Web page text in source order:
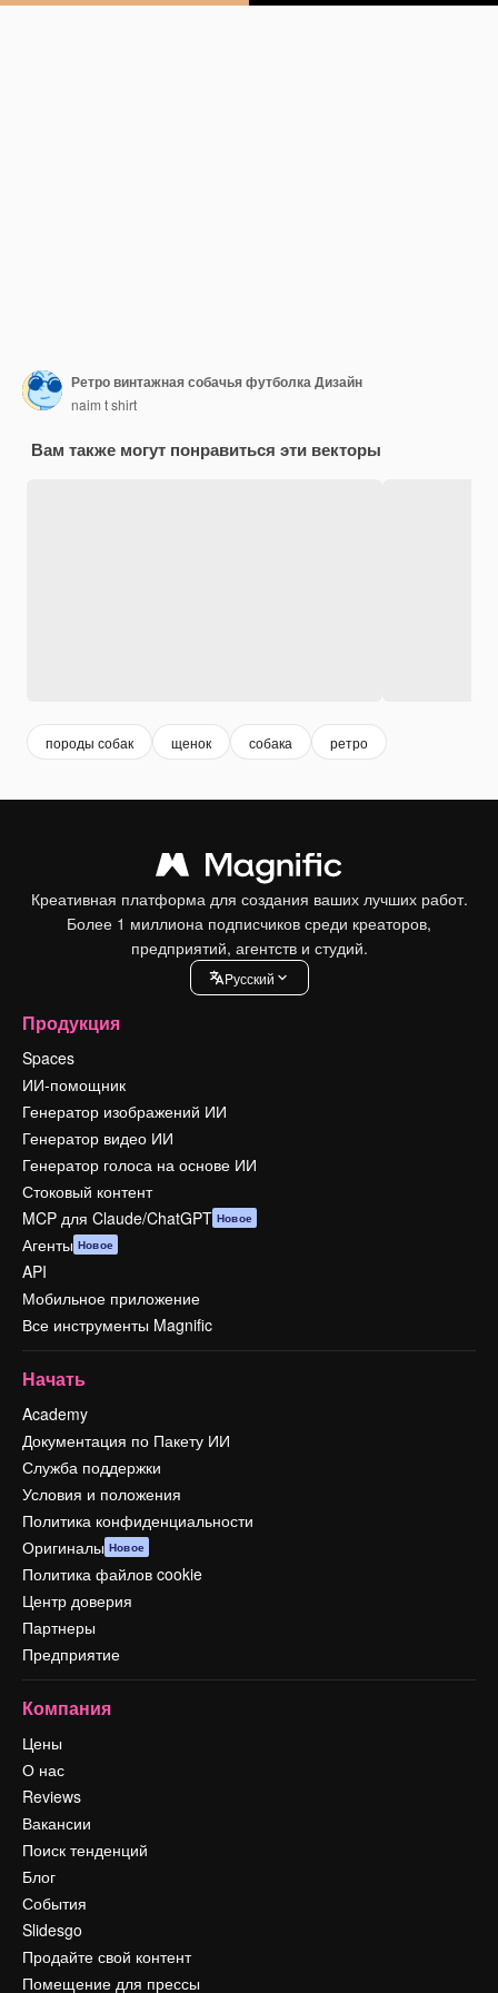
Ретро винтажная собачья футболка Дизайн
naim t shirt
Вам также могут понравиться эти векторы
породы собак щенок собака ретро
Креативная платформа для создания ваших лучших работ.
Более 1 миллиона подписчиков среди креаторов,
предприятий, агентств и студий.
Pусский
Продукция
Spaces
ИИ-помощник
Генератор изображений ИИ
Генератор видео ИИ
Генератор голоса на основе ИИ
Стоковый контент
MCP для Claude/ChatGPT Новое
Агенты Новое
API
Мобильное приложение
Все инструменты Magnific
Начать
Academy
Документация по Пакету ИИ
Служба поддержки
Условия и положения
Политика конфиденциальности
Оригиналы Новое
Политика файлов cookie
Центр доверия
Партнеры
Предприятие
Компания
Цены
О нас
Reviews
Вакансии
Поиск тенденций
Блог
События
Slidesgo
Продайте свой контент
Помещение для прессы